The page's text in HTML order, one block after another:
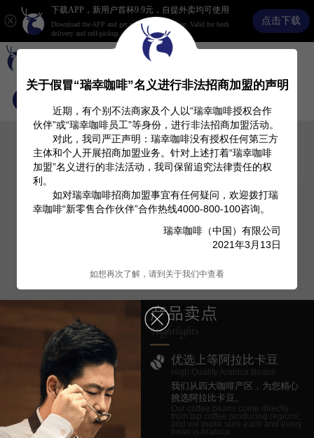
下载APP，新用户首杯9.9元，自提外卖均可使用
Download the APP and get your ¥9.9 Exchange. Valid for both
delivery and self-pickup.
点击下载
优选上等阿拉比卡豆
High Quality Arabica Beans
我们从四大咖啡产区，为您精心
挑选阿拉比卡豆。
Our coffee beans come directly
from top coffee producing regions,
and we make sure each and every
bean is Arabica.
关于假冒“瑞幸咖啡”名义进行非法招商加盟的声明
近期，有个别不法商家及个人以“瑞幸咖啡授权合作
伙伴”或“瑞幸咖啡员工”等身份，进行非法招商加盟活动。
对此，我司严正声明：瑞幸咖啡没有授权任何第三方
主体和个人开展招商加盟业务。针对上述打着“瑞幸咖啡
加盟”名义进行的非法活动，我司保留追究法律责任的权
利。
如对瑞幸咖啡招商加盟事宜有任何疑问，欢迎拨打瑞
幸咖啡“新零售合作伙伴”合作热线4000-800-100咨询。
瑞幸咖啡（中国）有限公司
2021年3月13日
如想再次了解，请到关于我们中查看